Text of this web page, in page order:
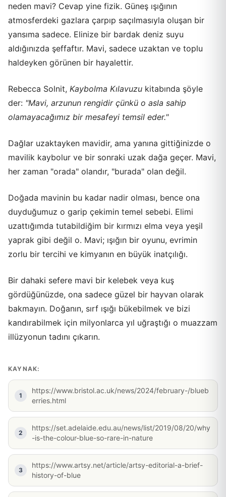
neden mavi? Cevap yine fizik. Güneş ışığının
atmosferdeki gazlara çarpıp saçılmasıyla oluşan bir
yansıma sadece. Elinize bir bardak deniz suyu
aldığınızda şeffaftır. Mavi, sadece uzaktan ve toplu
haldeyken görünen bir hayalettir.
Rebecca Solnit, Kaybolma Kılavuzu kitabında şöyle
der: "Mavi, arzunun rengidir çünkü o asla sahip
olamayacağımız bir mesafeyi temsil eder."
Dağlar uzaktayken mavidir, ama yanına gittiğinizde o
mavilik kaybolur ve bir sonraki uzak dağa geçer. Mavi,
her zaman "orada" olandır, "burada" olan değil.
Doğada mavinin bu kadar nadir olması, bence ona
duyduğumuz o garip çekimin temel sebebi. Elimi
uzattığımda tutabildiğim bir kırmızı elma veya yeşil
yaprak gibi değil o. Mavi; ışığın bir oyunu, evrimin
zorlu bir tercihi ve kimyanın en büyük inatçılığı.
Bir dahaki sefere mavi bir kelebek veya kuş
gördüğünüzde, ona sadece güzel bir hayvan olarak
bakmayın. Doğanın, sırf ışığı bükebilmek ve bizi
kandırabilmek için milyonlarca yıl uğraştığı o muazzam
illüzyonun tadını çıkarın.
KAYNAK:
https://www.bristol.ac.uk/news/2024/february-/blueb
erries.html
https://set.adelaide.edu.au/news/list/2019/08/20/why
-is-the-colour-blue-so-rare-in-nature
https://www.artsy.net/article/artsy-editorial-a-brief-
history-of-blue